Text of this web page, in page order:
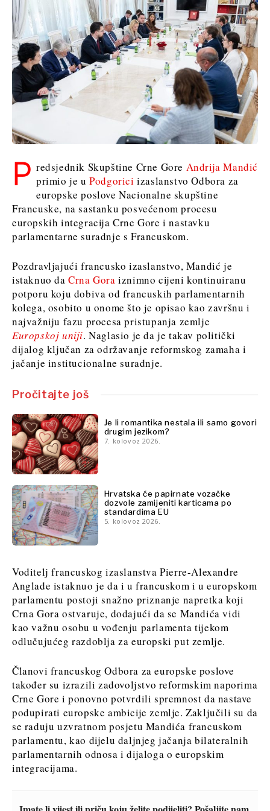
Sjeverna
Makedonija
Srbija
Slovenija
Business &
Economy
Poslovne
Imenovanja
Poljoprivreda
Industrija
Građevinarstvo
Energetika
Okoliš
FMCG
Rudarstvo
Maloprodaja
Održivost
Tehnologija
Telekom
Prijevoz
Trgovina
Insights
Intervju
Mišljenje
Svijet
Analiza
Događanja
Kultura
Sport
Putovanja
Hrana
&
piće
Kontakt
Slovenija
Business &
Economy
Poslovne
Imenovanja
Industrija
Građevinarstvo
Energetika
Okoliš
Financije
Znanost
Rudarstvo
Maloprodaja
Održivost
Tehnologija
Telekom
Turizam
Prijevoz
Insights
Intervju
Mišljenje
Svijet
Analiza
Discover
Vijesti
Događanja
Kultura
Sport
Lifestyle
Hrana
& piće
Western
Balkans
2030
P redsjednik Skupštine Crne Gore Andrija Mandić
primio je uPodgoriciizaslanstvo Odbora za
europske poslove Nacionalne skupštine
Francuske, na sastanku posvećenom procesu
europskih integracija Crne Gore i nastavku
parlamentarne suradnje s Francuskom.
Pozdravljajući francusko izaslanstvo, Mandić je
istaknuo da Crna Gora iznimno cijeni kontinuiranu
potporu koju dobiva od francuskih parlamentarnih
kolega, osobito u onome što je opisao kao završnu i
najvažniju fazu procesa pristupanja zemlje
Europskoj uniji. Naglasio je da je takav politički
dijalog ključan za održavanje reformskog zamaha i
jačanje institucionalne suradnje.
Pročitajte još
Je li romantika nestala ili samo govori
drugim jezikom?
7. kolovoz 2026.
Hrvatska će papirnate vozačke
dozvole zamijeniti karticama po
standardima EU
5. kolovoz 2026.
Voditelj francuskog izaslanstva Pierre-Alexandre
Anglade istaknuo je da i u francuskom i u europskom
parlamentu postoji snažno priznanje napretka koji
Crna Gora ostvaruje, dodajući da se Mandića vidi
kao važnu osobu u vođenju parlamenta tijekom
odlučujućeg razdoblja za europski put zemlje.
Članovi francuskog Odbora za europske poslove
također su izrazili zadovoljstvo reformskim naporima
Crne Gore i ponovno potvrdili spremnost da nastave
podupirati europske ambicije zemlje. Zaključili su da
se raduju uzvratnom posjetu Mandića francuskom
parlamentu, kao dijelu daljnjeg jačanja bilateralnih
parlamentarnih odnosa i dijaloga o europskim
integracijama.